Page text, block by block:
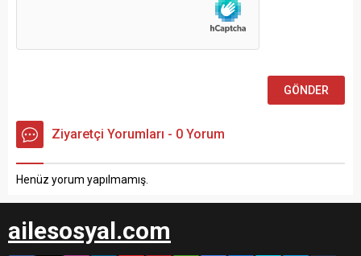
Ziyaretçi Yorumları - 0 Yorum
Henüz yorum yapılmamış.
ailesosyal.com